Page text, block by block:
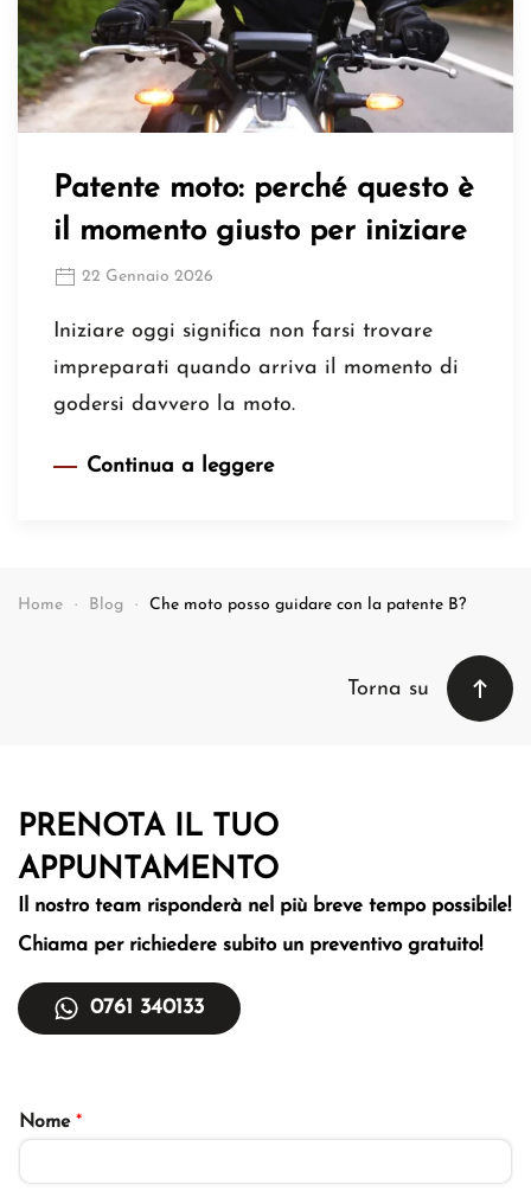
Patente moto: perché questo è
il momento giusto per iniziare
22 Gennaio 2026
Iniziare oggi significa non farsi trovare
impreparati quando arriva il momento di
godersi davvero la moto.
Continua a leggere
Home Blog Che moto posso guidare con la patente B?
Torna su
PRENOTA IL TUO
APPUNTAMENTO
Il nostro team risponderà nel più breve tempopossibile!
Chiama per richiedere subito un preventivo gratuito!
0761 340133
Nome *